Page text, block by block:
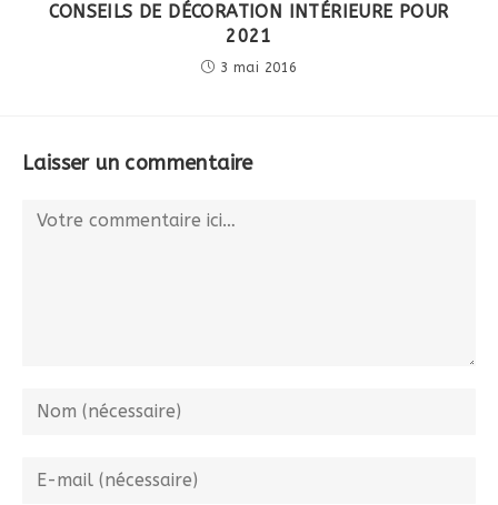
CONSEILS DE DÉCORATION INTÉRIEURE POUR
2021
3 mai 2016
Laisser un commentaire
Comment
Enter
Enter